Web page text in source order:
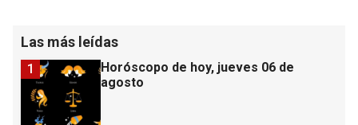
Las más leídas
Horóscopo de hoy, jueves 06 de
agosto
1